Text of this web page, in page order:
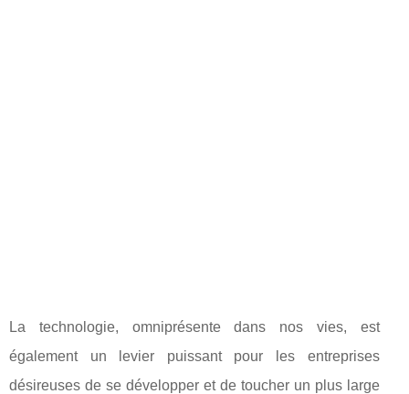
La technologie, omniprésente dans nos vies, est
également un levier puissant pour les entreprises
désireuses de se développer et de toucher un plus large